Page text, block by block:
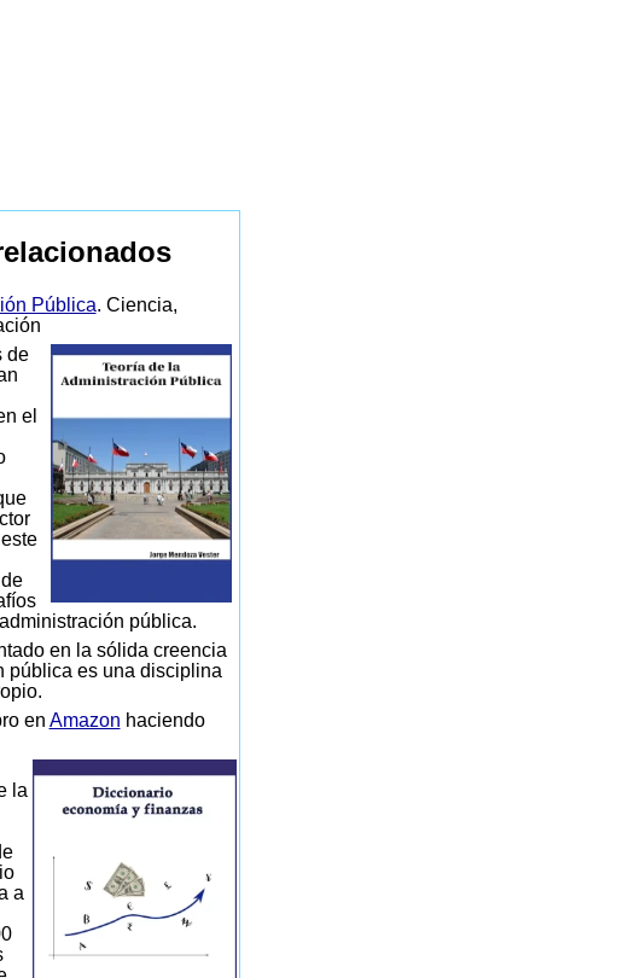
Pública. Ciencia,
de
el
pública.
en la sólida creencia
pública es una disciplina
en Amazon haciendo
la
a